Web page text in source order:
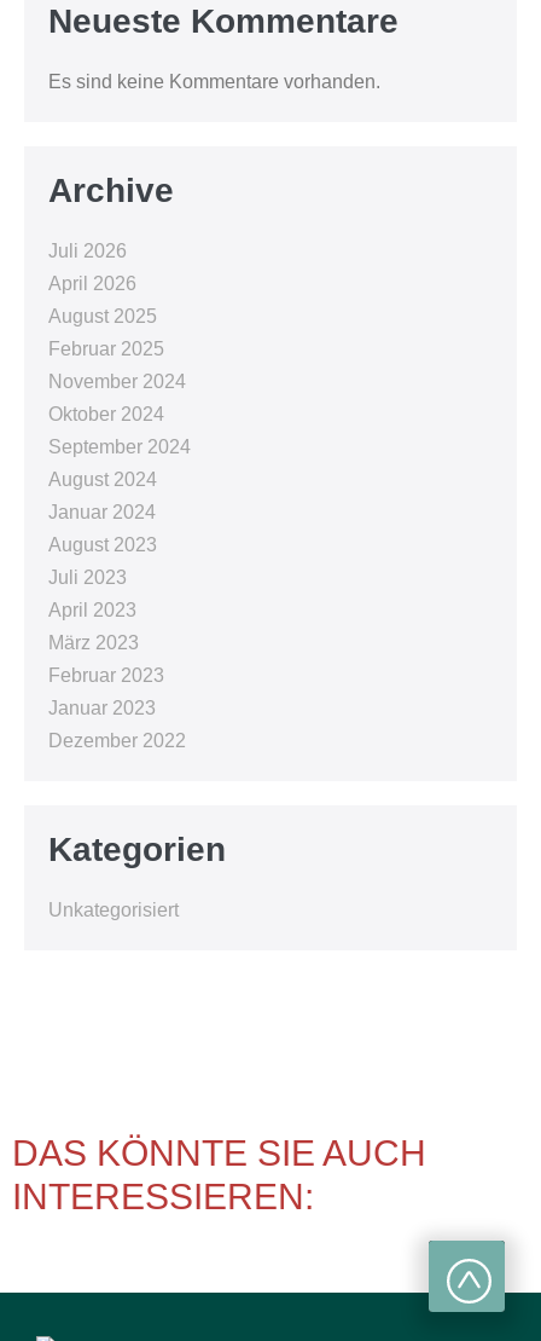
Neueste Kommentare
Es sind keine Kommentare vorhanden.
Archive
Juli 2026
April 2026
August 2025
Februar 2025
November 2024
Oktober 2024
September 2024
August 2024
Januar 2024
August 2023
Juli 2023
April 2023
März 2023
Februar 2023
Januar 2023
Dezember 2022
Kategorien
Unkategorisiert
DAS KÖNNTE SIE AUCH
INTERESSIEREN: